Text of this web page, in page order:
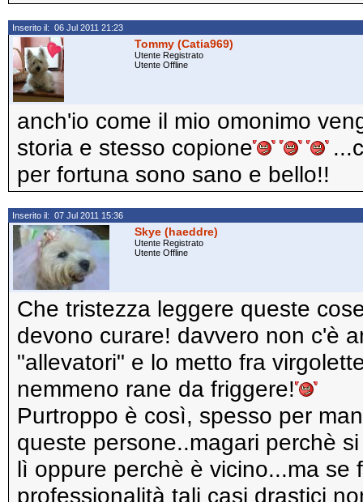
Inserito il: 06 Jul 2011 21:23
Tommy (Catia969)
Utente Registrato
Utente Offline
anch'io come il mio omonimo
storia e stesso copione
per fortuna sono sano e bello!!
Inserito il: 07 Jul 2011 15:36
Skye (haeddre)
Utente Registrato
Utente Offline
Che tristezza leggere queste
devono curare! davvero non c'è
"allevatori" e lo metto fra
nemmeno rane da friggere!
Purtroppo è così, spesso per
queste persone..magari perchè
lì oppure perchè è vicino...ma se
professionalità tali casi drastici